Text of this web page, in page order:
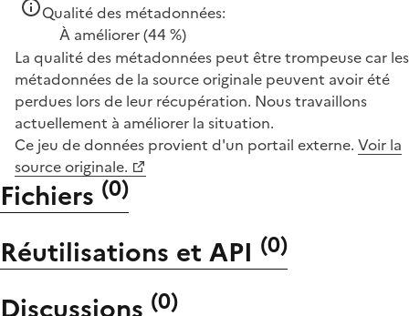
Qualité des métadonnées:
À améliorer(44 %)
La qualité des métadonnées peut être trompeuse car les
métadonnées de la source originale peuvent avoir été
perdues lors de leur récupération. Nous travaillons
actuellement à améliorer la situation.
Ce jeu de données provient d'un portail externe. Voir la
source originale.
Fichiers (0)
Réutilisations et API (0)
(0)